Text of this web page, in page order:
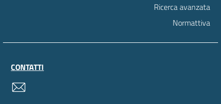
Ricerca avanzata
Normattiva
CONTATTI